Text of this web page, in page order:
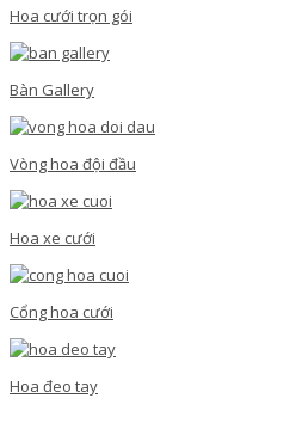
Hoa cưới trọn gói
Bàn Gallery
Vòng hoa đội đầu
Hoa xe cưới
Cổng hoa cưới
Hoa đeo tay